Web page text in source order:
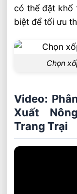
có thể đặt khổ
biệt để tối ưu
Chọn
Video:
Xuất
Trang Trại